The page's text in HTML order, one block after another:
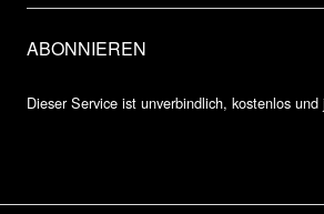
Dieser Service ist unverbindlich, kostenlos